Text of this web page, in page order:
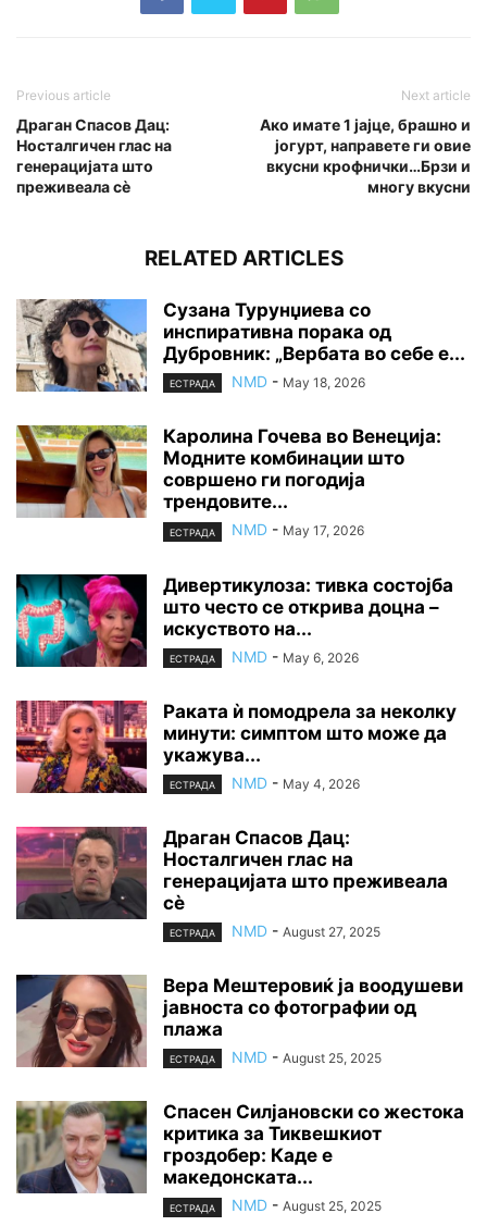
Previous article
Драган Спасов Дац:
Носталгичен глас на
генерацијата што
преживеала сѐ
Next article
Ако имате 1 јајце, брашно и
јогурт, направете ги овие
вкусни крофнички…Брзи и
многу вкусни
RELATED ARTICLES
Сузана Турунџиева со
инспиративна порака од
Дубровник: „Вербата во себе е...
ЕСТРАДА NMD - May 18, 2026
Каролина Гочева во Венеција:
Модните комбинации што
совршено ги погодија
трендовите...
ЕСТРАДА NMD - May 17, 2026
Дивертикулоза: тивка состојба
што често се открива доцна –
искуството на...
ЕСТРАДА NMD - May 6, 2026
Раката ѝ помодрела за неколку
минути: симптом што може да
укажува...
ЕСТРАДА NMD - May 4, 2026
Драган Спасов Дац:
Носталгичен глас на
генерацијата што преживеала
сѐ
ЕСТРАДА NMD - August 27, 2025
Вера Мештеровиќ ја воодушеви
јавноста со фотографии од
плажа
ЕСТРАДА NMD - August 25, 2025
Спасен Силјановски со жестока
критика за Тиквешкиот
гроздобер: Каде е
македонската...
ЕСТРАДА NMD - August 25, 2025